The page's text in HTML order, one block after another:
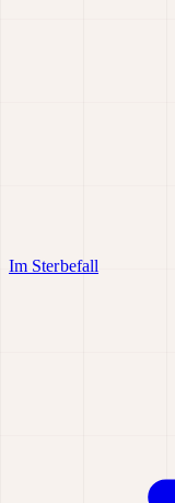
Im Sterbefall